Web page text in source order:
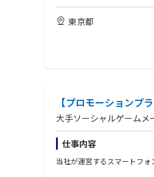
※ご希望に応じて、将来的に
・コアメンバーの一員とし
・メンバーとの信頼関係を
【望ましい経験／能力】
・新規開発初期段階(α以降)
・3DCGを扱うプロジェクト
・複数案件を並行したマネ
東京都
【プロモーションプ
大手ソーシャルゲームメ
仕事内容
当社が運営するスマートフォ